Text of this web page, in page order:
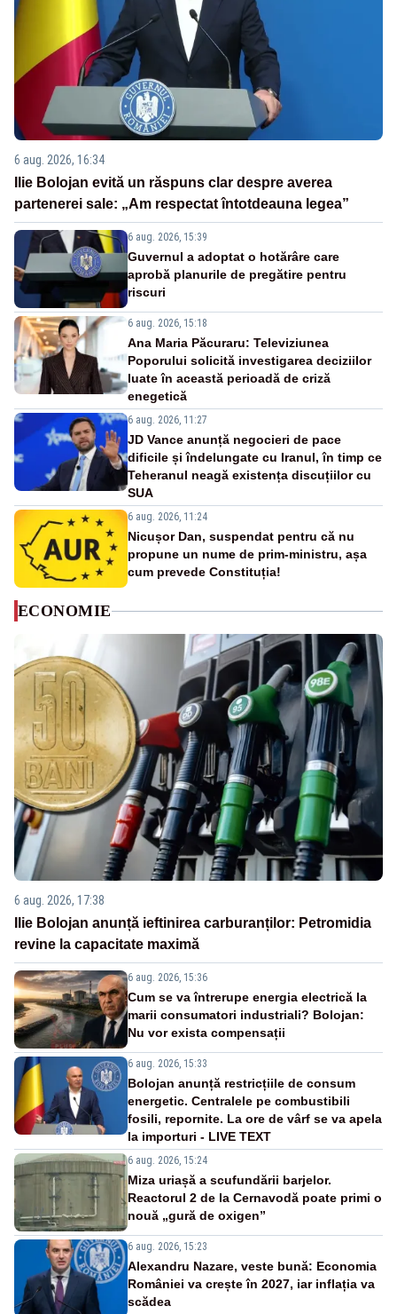
6 aug. 2026, 16:34
Ilie Bolojan evită un răspuns clar despre averea
partenerei sale: „Am respectat întotdeauna legea”
6 aug. 2026, 15:39
Guvernul a adoptat o hotărâre care
aprobă planurile de pregătire pentru
riscuri
6 aug. 2026, 15:18
Ana Maria Păcuraru: Televiziunea
Poporului solicită investigarea deciziilor
luate în această perioadă de criză
enegetică
6 aug. 2026, 11:27
JD Vance anunță negocieri de pace
dificile și îndelungate cu Iranul, în timp ce
Teheranul neagă existența discuțiilor cu
SUA
6 aug. 2026, 11:24
Nicușor Dan, suspendat pentru că nu
propune un nume de prim-ministru, așa
cum prevede Constituția!
ECONOMIE
6 aug. 2026, 17:38
Ilie Bolojan anunță ieftinirea carburanților: Petromidia
revine la capacitate maximă
6 aug. 2026, 15:36
Cum se va întrerupe energia electrică la
marii consumatori industriali? Bolojan:
Nu vor exista compensații
6 aug. 2026, 15:33
Bolojan anunță restricțiile de consum
energetic. Centralele pe combustibili
fosili, repornite. La ore de vârf se va apela
la importuri - LIVE TEXT
6 aug. 2026, 15:24
Miza uriașă a scufundării barjelor.
Reactorul 2 de la Cernavodă poate primi o
nouă „gură de oxigen”
6 aug. 2026, 15:23
Alexandru Nazare, veste bună: Economia
României va crește în 2027, iar inflația va
scădea